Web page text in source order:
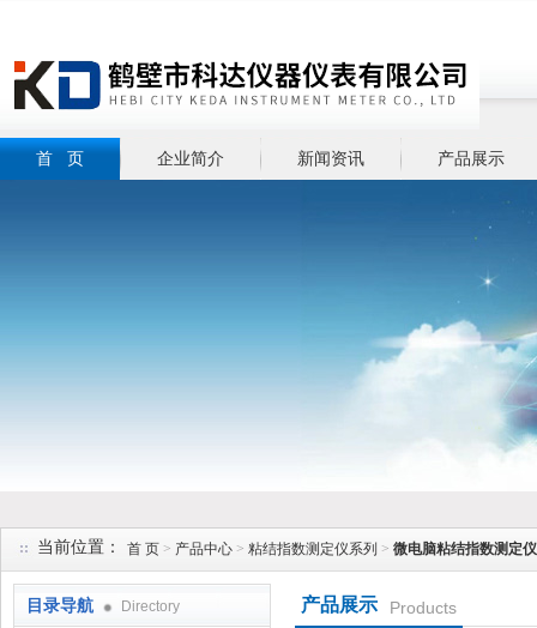
首 页 企业简介 新闻资讯 产品展示
当前位置： 首 页 > 产品中心 > 粘结指数测定仪系列 > 微电脑粘结指数测定仪
目录导航 Directory 产品展示 Products